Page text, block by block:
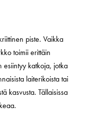
piste. Vaikka
toimii erittäin
esiintyy katkoja, jotka
laiterikoista tai
kasvusta. Tällaisissa